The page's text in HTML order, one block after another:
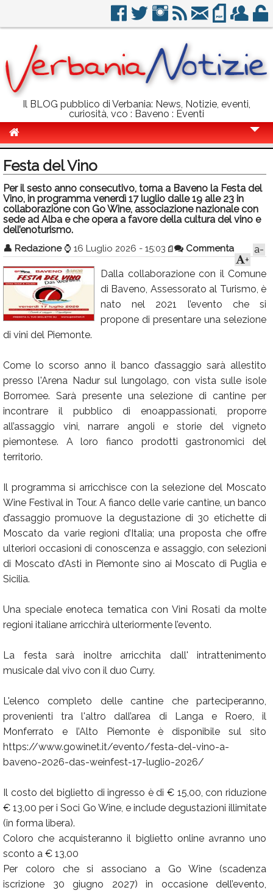
Il BLOG pubblico di Verbania: News, Notizie, eventi,
curiosità, vco : Baveno : Eventi
Politica
Sport
Eventi
Info Utili
Rubriche
Calendario
Annunci
Festa del Vino
Per il sesto anno consecutivo, torna a Baveno la Festa del
Vino, in programma venerdì 17 luglio dalle 19 alle 23 in
collaborazione con Go Wine, associazione nazionale con
sede ad Alba e che opera a favore della cultura del vino e
dell’enoturismo.
👤 Redazione ⌚ 16 Luglio 2026 - 15:03 Commenta
a-
+
Dalla collaborazione con il Comune
di Baveno, Assessorato al Turismo, è
nato nel 2021 l’evento che si
propone di presentare una selezione
di vini del Piemonte.
Come lo scorso anno il banco d’assaggio sarà allestito
presso l'Arena Nadur sul lungolago, con vista sulle isole
Borromee. Sarà presente una selezione di cantine per
incontrare il pubblico di enoappassionati, proporre
all’assaggio vini, narrare angoli e storie del vigneto
piemontese. A loro fianco prodotti gastronomici del
territorio.
Il programma si arricchisce con la selezione del Moscato
Wine Festival in Tour. A fianco delle varie cantine, un banco
d’assaggio promuove la degustazione di 30 etichette di
Moscato da varie regioni d’Italia; una proposta che offre
ulteriori occasioni di conoscenza e assaggio, con selezioni
di Moscato d’Asti in Piemonte sino ai Moscato di Puglia e
Sicilia.
Una speciale enoteca tematica con Vini Rosati da molte
regioni italiane arricchirà ulteriormente l’evento.
La festa sarà inoltre arricchita dall' intrattenimento
musicale dal vivo con il duo Curry.
L'elenco completo delle cantine che parteciperanno,
provenienti tra l'altro dall’area di Langa e Roero, il
Monferrato e l’Alto Piemonte è disponibile sul sito
https://www.gowinet.it/evento/festa-del-vino-a-
baveno-2026-das-weinfest-17-luglio-2026/
Il costo del biglietto di ingresso è di € 15,00, con riduzione
€ 13,00 per i Soci Go Wine, e include degustazioni illimitate
(in forma libera).
Coloro che acquisteranno il biglietto online avranno uno
sconto a € 13,00
Per coloro che si associano a Go Wine (scadenza
iscrizione 30 giugno 2027) in occasione dell’evento,